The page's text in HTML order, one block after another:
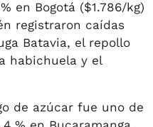
en Bogotá ($1.786/kg)
registraron caídas
Batavia, el repollo
habichuela y el
de azúcar fue uno de